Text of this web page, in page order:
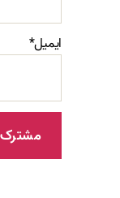
ایمیل*